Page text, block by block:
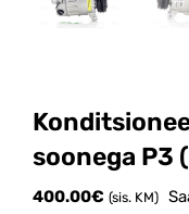
soonega P3
400.00€ (sis. KM)